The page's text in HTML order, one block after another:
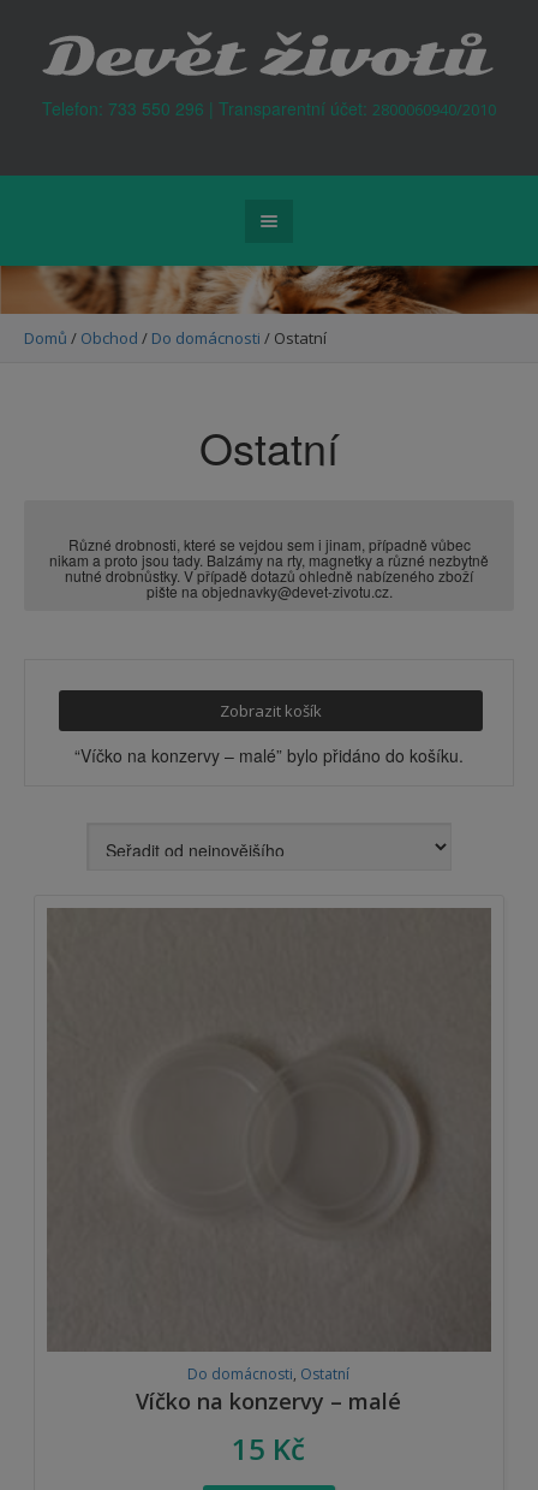
Telefon: 733 550 296 | Transparentní účet: 2800060940/2010
Domů / Obchod / Do domácnosti / Ostatní
Ostatní
Různé drobnosti, které se vejdou sem i jinam, případně vůbec
nikam a proto jsou tady. Balzámy na rty, magnetky a různé nezbytně
nutné drobnůstky. V případě dotazů ohledně nabízeného zboží
pište na objednavky@devet-zivotu.cz.
Zobrazit košík
“Víčko na konzervy – malé” bylo přidáno do košíku.
Do domácnosti, Ostatní
Víčko na konzervy – malé
15 Kč